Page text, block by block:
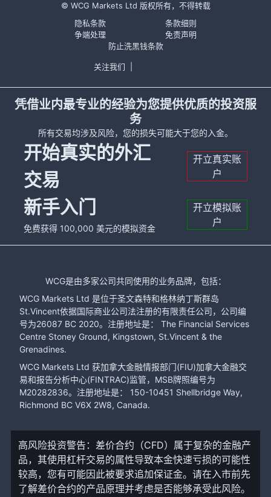
© WCG Markets Ltd 版权所有，不得转载
隐私条款
条款细则
争端处理
免责声明
防止洗黑钱条款
关注我们
凭借业内最专业的经验为您提供优质的投资服
务
所有交易均涉及风险，您的损失可能大于您的入金。
开始真实的外汇
交易
开立真实账
户
新手入门
免费获得 100,000 美元的模拟资金
开立模拟账
户
WCG是由多家公司共同使用的业务品牌，包括：
WCG Markets Ltd 是位于圣文森特和格林纳丁斯群岛
St.Vincent依据国际商业公司法注册的有限责任公司，公司编
号为26087 BC 2020。注册地址是： The Financial Services
Centre Stoney Ground, Kingstown, St.Vincent & the
Grenadines.
WCG Markets Ltd 获加拿大金融情报部门(FIU)加拿大金融交
易和报告分析中心(FINTRAC)监管，MSB牌照编号为
M20282836。注册地址是： 150-10451 Shellbridge Way,
Richmond BC V6X 2W8, Canada.
高风险投资警告：差价合约（CFD）属于复杂的金融产
品，其使用杠杆交易的属性导致本金快速亏损的可能性
较高，您有可能因此被要求追加保证金。请在入市前先
了解差价合约的产品原理并考虑是否能够承受此风险。